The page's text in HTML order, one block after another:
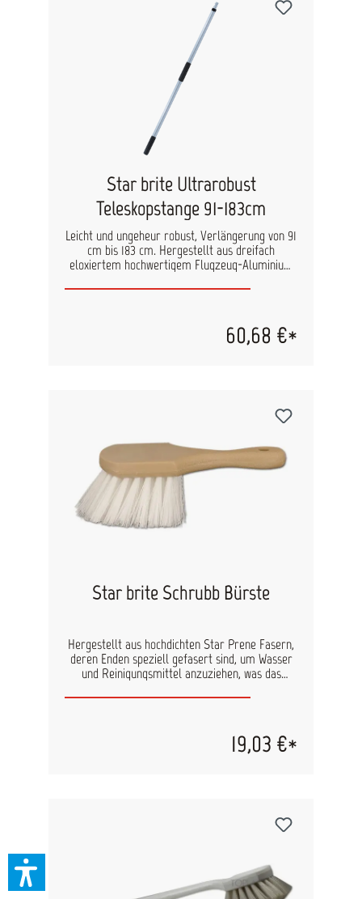
Star brite Ultrarobust
Teleskopstange 91-183cm
Leicht und ungeheur robust, Verlängerung von 91
cm bis 183 cm. Hergestellt aus dreifach
eloxiertem hochwertigem Flugzeug-Aluminium
wartungsfreien Gebrauch. Der Teleskopstiel hat
Verschließen. Falls der Stiel über Bord fällt,
schwimmt er. Druckknopf aus Edelstahl erlaubt
60,68 €*
Star brite Schrubb Bürste
Hergestellt aus hochdichten Star Prene Fasern,
deren Enden speziell gefasert sind, um Wasser
und Reinigungsmittel anzuziehen, was das
entworfen. Artikelnummer Star brite: 40025
19,03 €*